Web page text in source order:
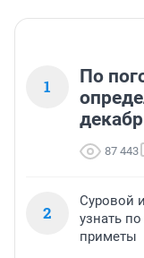
1
По
87 443
2
Суровой
узнать
приметы